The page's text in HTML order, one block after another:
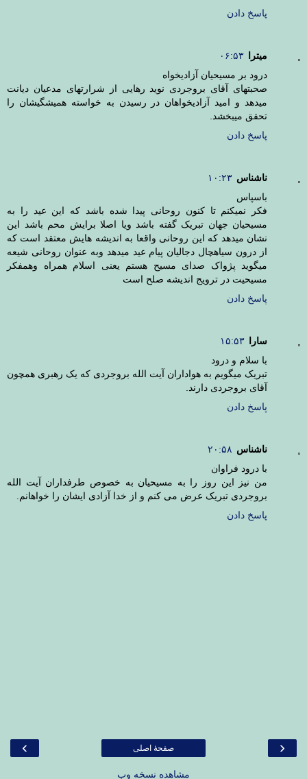
پاسخ دادن
میترا
۰۶:۵۳
درود بر مسیحیان آزادیخواه
صحبتهای آقای بروجردی نوید رهایی از شرارتهای مدعیان دیانت
میدهد و امید آزادیخواهان در رسیدن به خواسته همیشگیشان را
تحقق میبخشد.
پاسخ دادن
ناشناس ۱۰:۲۳
باسپاس
فکر نمیکنم تا کنون روحانی پیدا شده باشد که این عید را به
مسیحیان جهان تبریک گفته باشد ویا اصلا برایش محم باشد این
نشان میدهد که این روحانی واقعا به اندیشه هایش معتقد است که
از درون سیاهچال دجالیان پیام عید میدهد وبه عنوان روحانی شیعه
میگوید پژواک صدای مسیح هستم یعنی اسلام همراه وهمفکر
مسیحیت در ترویج اندیشه صلح است
پاسخ دادن
سارا
۱۵:۵۳
با سلام و درود
تبریک میگویم به هواداران آیت الله بروجردی که یک رهبری همچون
آقای بروجردی دارند.
پاسخ دادن
ناشناس ۲۰:۵۸
با درود فراوان
من نیز این روز را به مسیحیان به خصوص طرفداران آیت الله
بروجردی تبریک عرض می کنم و از خدا آزادی ایشان را خواهانم.
پاسخ دادن
‹
› صفحهٔ اصلی
مشاهده نسخه وب